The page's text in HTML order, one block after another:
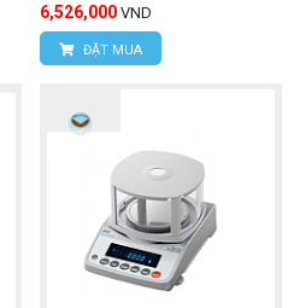
6,526,000 VND
ĐẶT MUA